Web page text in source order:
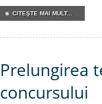
CITEŞTE MAI MULT...
Prelungirea
concursului